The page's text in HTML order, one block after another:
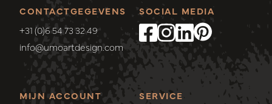
CONTACTGEGEVENS
+31 (0)6 54 73 32 49
info@umoartdesign.com
MIJN ACCOUNT
SERVICE
SOCIAL MEDIA